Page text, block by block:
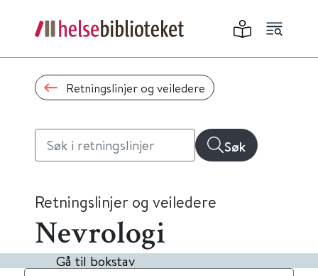
Retningslinjer og veiledere
Søk
Retningslinjer og veiledere
Nevrologi
Gå til bokstav